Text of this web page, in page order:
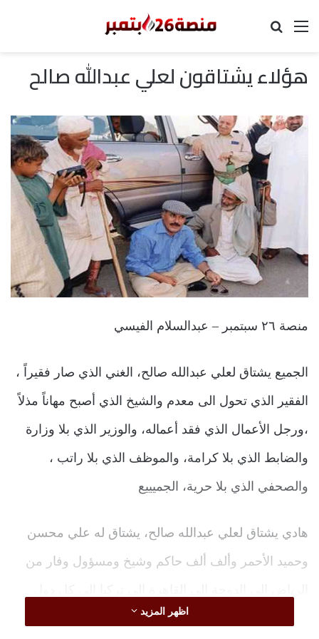
القائمة
هؤلاء يشتاقون لعلي عبدالله صالح
منصة ٢٦ سبتمبر – عبدالسلام الفيسي
الجميع يشتاق لعلي عبدالله صالح، الغني الذي صار فقيراً ،
الفقير الذي تحول الى معدم والشيخ الذي أصبح مهاناً مذلاً
،ورجل الأعمال الذي فقد أعماله، والوزير الذي بلا وزارة
والضابط الذي بلا كرامة، والموظف الذي بلا راتب ،
والصحفي الذي بلا حرية، الجميييع
هادي يشتاق لعلي عبدالله صالح، يشتاق له علي محسن
وحميد الأحمر وألف ألف حاكم وشيخ ومسؤول وفار من
اظهر المزيد